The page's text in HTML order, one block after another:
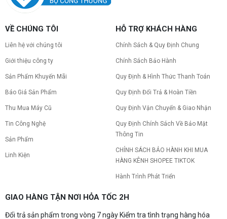
nhân và Cách khắc phục
Tình trạng PC gaming nóng quạt kêu to khiến
máy giật lag, giảm tuổi thọ? Tìm hiểu ngay
nguyên nhân và cách khắc phục hiệu quả để máy
CPU AMD Ryzen 7 7700X3D full box mới
ra mắt: Nhanh, Mạnh, Giá tốt
với công nghệ 3D V-Cache đỉnh cao, mang lại
10 Nguyên nhân khiến PC gaming bị tụt
FPS thường gặp
PC gaming bị tụt FPS sau một thời gian? Tìm hiểu
và cách kiểm tra, khắc phục từng bước tại Vi Tính
NVIDIA Hoãn Ra Mắt Dòng RTX 50
"Mắc Kẹt" Vì Giá RAM GDDR7 3GB
NVIDIA đột ngột tạm hoãn ra mắt dòng card đồ
VỀ CHÚNG TÔI
Liên hệ với chúng tôi
Giới thiệu công ty
Sản Phẩm Khuyến Mãi
Báo Giá Sản Phẩm
Thu Mua Máy Cũ
Tin Công Nghệ
Sản Phẩm
Linh Kiện
HỖ TRỢ KHÁCH HÀNG
Chính Sách & Quy Định Chung
Chính Sách Bảo Hành
Quy Định & Hình Thức Thanh Toán
Quy Định Đổi Trả & Hoàn Tiền
Quy Định Vận Chuyển & Giao Nhận
Quy Định Chính Sách Về Bảo Mật
Thông Tin
CHÍNH SÁCH BẢO HÀNH KHI MUA
HÀNG KÊNH SHOPEE TIKTOK
Hành Trình Phát Triển
GIAO HÀNG TẬN NƠI HỎA TỐC 2H
Đổi trả sản phẩm trong vòng 7 ngày Kiểm tra tình trạng hàng hóa